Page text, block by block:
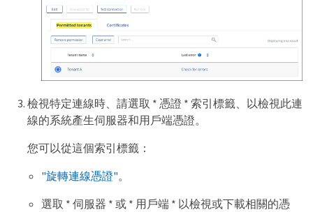
檢視特定連線時、請選取 * 憑證 * 索引標籤、以檢視此連
線的系統產生伺服器和用戶端憑證。
您可以從這個索引標籤：
"旋轉連線憑證"。
選取 * 伺服器 * 或 * 用戶端 * 以檢視或下載相關的憑